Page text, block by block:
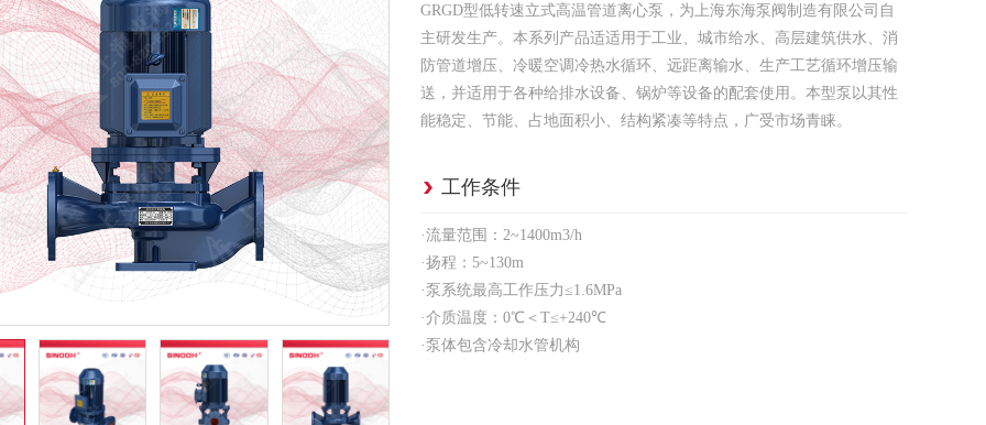
GRGD型低转速立式高温管道离心泵，为上海东海泵阀制造有限公司自
主研发生产。本系列产品适适用于工业、城市给水、高层建筑供水、消
防管道增压、冷暖空调冷热水循环、远距离输水、生产工艺循环增压输
送，并适用于各种给排水设备、锅炉等设备的配套使用。本型泵以其性
能稳定、节能、占地面积小、结构紧凑等特点，广受市场青睐。
工作条件
·流量范围：2~1400m3/h
·扬程：5~130m
·泵系统最高工作压力≤1.6MPa
·介质温度：0℃＜T≤+240℃
·泵体包含冷却水管机构